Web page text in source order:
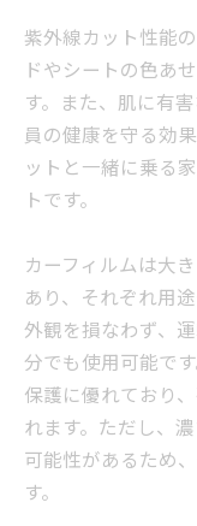
紫外線カット性能
ドやシートの色あ
す。また、肌に有
員の健康を守る効
ットと一緒に乗る
トです。
カーフィルムは大
あり、それぞれ用
外観を損なわず、
分でも使用可能で
保護に優れており
れます。ただし、
可能性があるため
す。